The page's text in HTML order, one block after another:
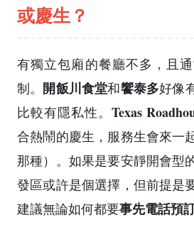
或慶生？
有獨立包廂的餐廳不多，且
制。 開飯川食堂和饗泰多好像
比較有隱私性。 Texas
合熱鬧的慶生，服務生會來一
那種）。如果是要安靜開會型
發區或許是個選擇，但前提是
建議無論如何都要事先電話預